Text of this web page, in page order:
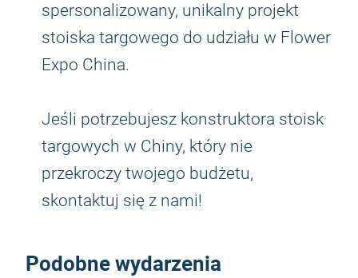
spersonalizowany, unikalny projekt
stoiska targowego do udziału w Flower
Expo China.
Jeśli potrzebujesz konstruktora stoisk
targowych w Chiny, który nie
przekroczy twojego budżetu,
skontaktuj się z nami!
Podobne wydarzenia